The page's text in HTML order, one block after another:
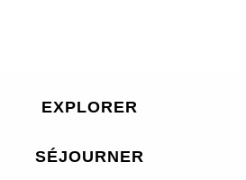
EXPLORER
SÉJOURNER